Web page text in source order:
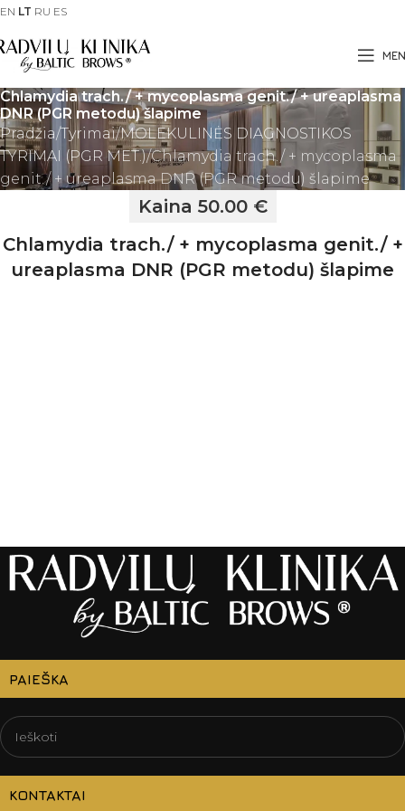
EN LT RU ES
Chlamydia trach./ + mycoplasma genit./ + ureaplasma
DNR (PGR metodu) šlapime
Pradžia Tyrimai MOLEKULINĖS DIAGNOSTIKOS
TYRIMAI (PGR MET.) Chlamydia trach./ + mycoplasma
genit./ + ureaplasma DNR (PGR metodu) šlapime
Kaina 50.00 €
Chlamydia trach./ + mycoplasma genit./ +
ureaplasma DNR (PGR metodu) šlapime
PAIEŠKA
KONTAKTAI